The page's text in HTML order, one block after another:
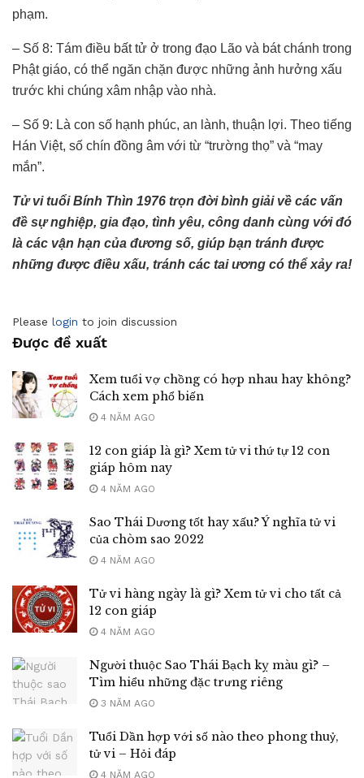
phạm.
– Số 8: Tám điều bất tử ở trong đạo Lão và bát chánh trong
Phật giáo, có thể ngăn chặn được những ảnh hưởng xấu
trước khi chúng xâm nhập vào nhà.
– Số 9: Là con số hạnh phúc, an lành, thuận lợi. Theo tiếng
Hán Việt, số chín đồng âm với từ “trường thọ” và “may
mắn”.
Tử vi tuổi Bính Thìn 1976 trọn đời bình giải về các vấn
đề sự nghiệp, gia đạo, tình yêu, công danh cùng với đó
là các vận hạn của đương số, giúp bạn tránh được
những được điều xấu, tránh các tai ương có thể xảy ra!
Please login to join discussion
Được đề xuất
Xem tuổi vợ chồng có hợp nhau hay không?
Cách xem phổ biến
4 NĂM AGO
12 con giáp là gì? Xem tử vi thứ tự 12 con
giáp hôm nay
4 NĂM AGO
Sao Thái Dương tốt hay xấu? Ý nghĩa tử vi
của chòm sao 2022
4 NĂM AGO
Tử vi hàng ngày là gì? Xem tử vi cho tất cả
12 con giáp
4 NĂM AGO
Người thuộc Sao Thái Bạch kỵ màu gì? –
Tìm hiểu những đặc trưng riêng
3 NĂM AGO
Tuổi Dần hợp với số nào theo phong thuỷ,
tử vi – Hỏi đáp
4 NĂM AGO